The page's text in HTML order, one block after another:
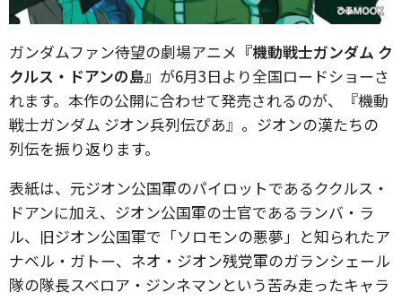
ガンダムファン待望の劇場アニメ 『機動戦士ガンダム ク
クルス・ドアンの島』 が6月3日より全国ロードショーさ
れます。本作の公開に合わせて発売されるのが、『機動
戦士ガンダム ジオン兵列伝ぴあ』。ジオンの漢たちの
列伝を振り返ります。
表紙は、元ジオン公国軍のパイロットであるククルス・
ドアンに加え、ジオン公国軍の士官であるランバ・ラ
ル、旧ジオン公国軍で「ソロモンの悪夢」と知られたア
ナベル・ガトー、ネオ・ジオン残党軍のガランシェール
隊の隊長スベロア・ジンネマンという苦み走ったキャラ